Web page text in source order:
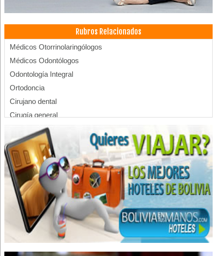
Rubros Relacionados
Médicos Otorrinolaringólogos
Médicos Odontólogos
Odontología Integral
Ortodoncia
Cirujano dental
Cirugía general
Coloproctología Endoscopía
Médicos Cirujanos Generales y Laparoscópicos
Médicos Coloproctólogos
Acuarelista
Arquitectos
Pintores Artísticos
Pintores
Arquitectura
Ciencias del Color